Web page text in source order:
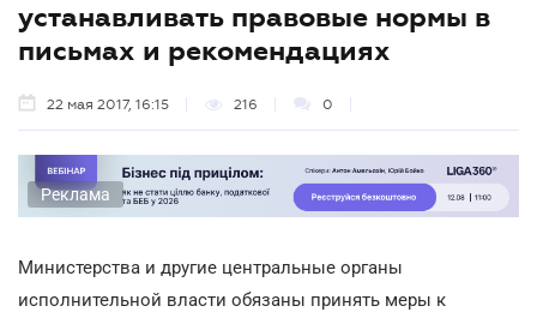
устанавливать правовые нормы в
письмах и рекомендациях
22 мая 2017, 16:15 216 0
Реклама
Министерства и другие центральные органы
исполнительной власти обязаны принять меры к